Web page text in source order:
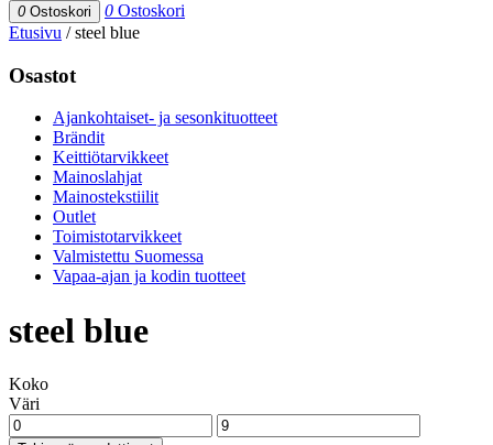
0 Ostoskori 0 Ostoskori
Etusivu /steel blue
Osastot
Ajankohtaiset- ja sesonkituotteet
Brändit
Keittiötarvikkeet
Mainoslahjat
Mainostekstiilit
Outlet
Toimistotarvikkeet
Valmistettu Suomessa
Vapaa-ajan ja kodin tuotteet
steel blue
Koko
Väri